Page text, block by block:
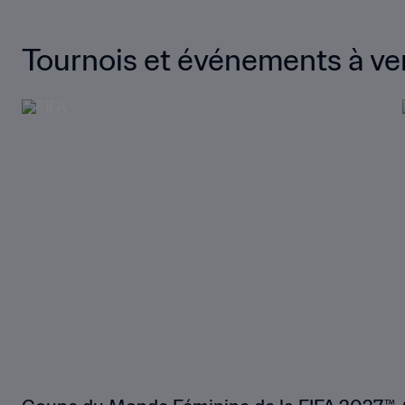
Tournois et événements à